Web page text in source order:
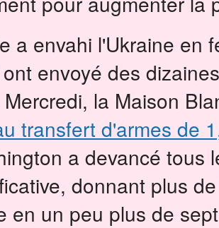
a envahi l'Ukraine en
envoyé des
Mercredi, la Maison
transfert d'armes de
a devancé tous
donnant plus
en un peu plus de